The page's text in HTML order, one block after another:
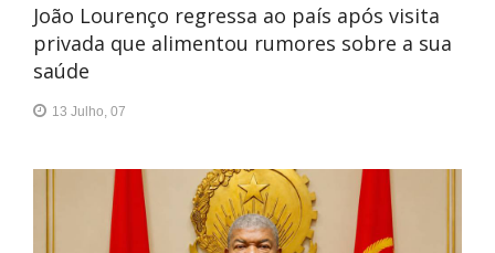
João Lourenço regressa ao país após visita
privada que alimentou rumores sobre a sua
saúde
13 Julho, 07